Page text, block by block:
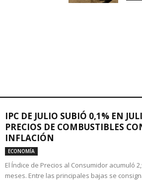
IPC DE JULIO SUBIÓ 0,1% EN
PRECIOS DE COMBUSTIBLES
INFLACIÓN
ECONOMÍA
El Índice de Precios al Consumidor acumuló
meses. Entre las principales bajas se